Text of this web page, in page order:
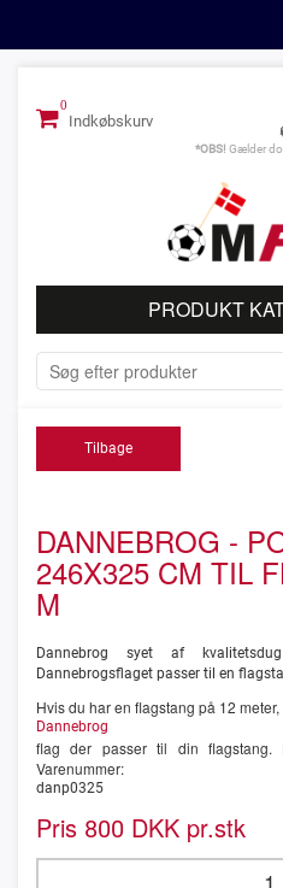
Indkøbskurv
*OBS! Gælder
PRODUKT
Tilbage
DANNEBROG -
246X325 CM TIL
M
Dannebrog syet af
Dannebrogsflaget passer til en
Hvis du har en flagstang på 12
Dannebrog
flag der passer til din flagstang.
Varenummer:
danp0325
Pris 800 DKK pr.stk